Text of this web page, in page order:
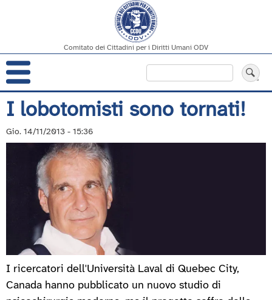
Salta
al
contenuto
principale
Comitato dei Cittadini per i Diritti Umani ODV
Navigazione
principale
I lobotomisti sono tornati!
Gio. 14/11/2013 - 15:36
I ricercatori dell'Università Laval di Quebec City,
Canada hanno pubblicato un nuovo studio di